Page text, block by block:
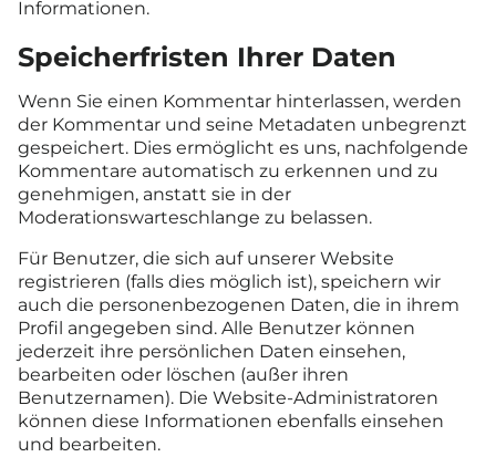
Informationen.
Speicherfristen Ihrer Daten
Wenn Sie einen Kommentar hinterlassen, werden
der Kommentar und seine Metadaten unbegrenzt
gespeichert. Dies ermöglicht es uns, nachfolgende
Kommentare automatisch zu erkennen und zu
genehmigen, anstatt sie in der
Moderationswarteschlange zu belassen.
Für Benutzer, die sich auf unserer Website
registrieren (falls dies möglich ist), speichern wir
auch die personenbezogenen Daten, die in ihrem
Profil angegeben sind. Alle Benutzer können
jederzeit ihre persönlichen Daten einsehen,
bearbeiten oder löschen (außer ihren
Benutzernamen). Die Website-Administratoren
können diese Informationen ebenfalls einsehen
und bearbeiten.